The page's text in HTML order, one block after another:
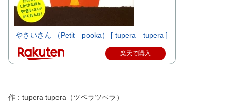
やさいさん （Petit pooka） [ tupera tupera ]
楽天で購入
作：tupera tupera（ツペラツペラ）